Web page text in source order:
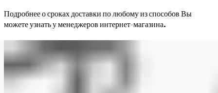
Подробнее о сроках доставки по любому из способов Вы
можете узнать у менеджеров интернет-магазина.